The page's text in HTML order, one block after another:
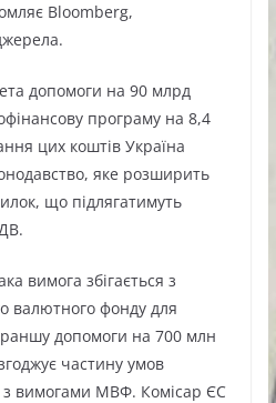
Bloomberg,
допомоги на 90 млрд
програму на 8,4
цих коштів Україна
яке розширить
що підлягатимуть
вимога збігається з
валютного фонду для
допомоги на 700 млн
частину умов
з вимогами МВФ. Комісар ЄС